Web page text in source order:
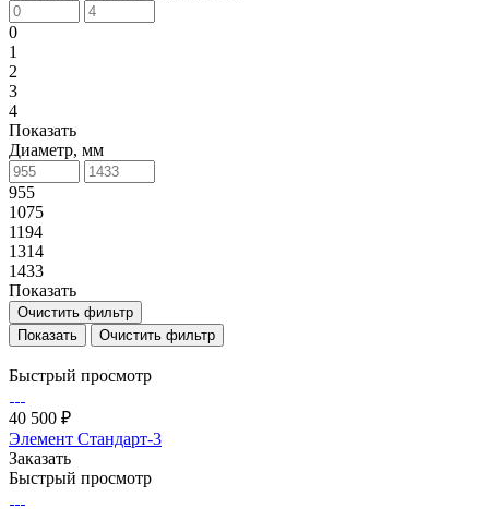
0
1
2
3
4
Показать
Диаметр, мм
955
1075
1194
1314
1433
Показать
Очистить фильтр
Очистить фильтр
Быстрый просмотр
40 500 ₽
Элемент Стандарт-3
Заказать
Быстрый просмотр